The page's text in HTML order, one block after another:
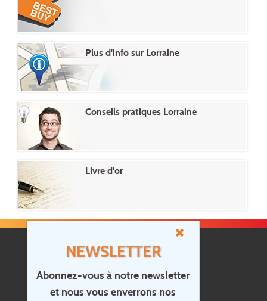
NEWSLETTER
Abonnez-vous à notre newsletter
et nous vous enverrons nos
Plus d'info sur Lorraine
Conseils pratiques Lorraine
Livre d'or
Accueil